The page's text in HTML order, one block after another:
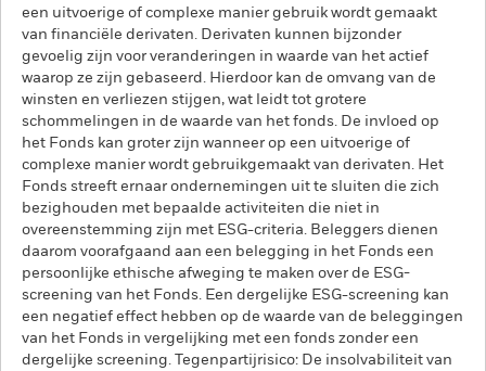
een uitvoerige of complexe manier gebruik wordt gemaakt
van financiële derivaten. Derivaten kunnen bijzonder
gevoelig zijn voor veranderingen in waarde van het actief
waarop ze zijn gebaseerd. Hierdoor kan de omvang van de
winsten en verliezen stijgen, wat leidt tot grotere
schommelingen in de waarde van het fonds. De invloed op
het Fonds kan groter zijn wanneer op een uitvoerige of
complexe manier wordt gebruikgemaakt van derivaten. Het
Fonds streeft ernaar ondernemingen uit te sluiten die zich
bezighouden met bepaalde activiteiten die niet in
overeenstemming zijn met ESG-criteria. Beleggers dienen
daarom voorafgaand aan een belegging in het Fonds een
persoonlijke ethische afweging te maken over de ESG-
screening van het Fonds. Een dergelijke ESG-screening kan
een negatief effect hebben op de waarde van de beleggingen
van het Fonds in vergelijking met een fonds zonder een
dergelijke screening. Tegenpartijrisico: De insolvabiliteit van